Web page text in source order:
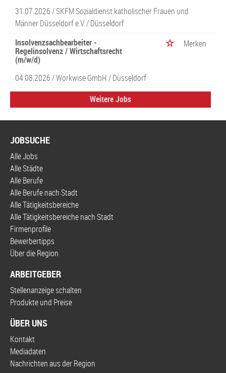
31.07.2026 /SKFM Sozialdienst katholischer Frauen und
Männer Düsseldorf e.V./ Düsseldorf
Insolvenzsachbearbeiter -
Regelinsolvenz / Wirtschaftsrecht
(m/w/d)
Merken
04.08.2026 /Workwise GmbH/ Düsseldorf
Weitere Jobs
JOBSUCHE
Alle Jobs
Alle Städte
Alle Berufe
Alle Berufe nach Stadt
Alle Tätigkeitsbereiche
Alle Tätigkeitsbereiche nach Stadt
Firmenprofile
Bewerbertipps
Über die Region
ARBEITGEBER
Stellenanzeige schalten
Produkte und Preise
ÜBER UNS
Kontakt
Mediadaten
Nachrichten aus der Region